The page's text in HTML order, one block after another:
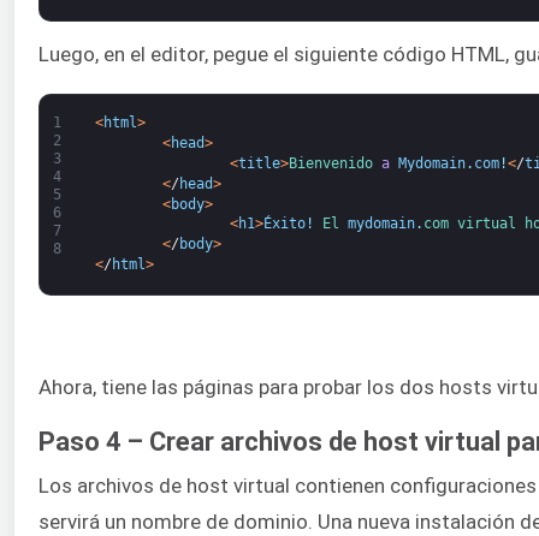
Luego, en el editor, pegue el siguiente código HTML,
1
2
3
4
5
6
7
8
<html>
<head>
<title>Bienvenido a Mydomain. com!</
</ head>
<body>
<h1>Éxito! El mydomain. com virtual
</ body>
</ html>
Ahora, tiene las páginas para probar los dos hosts
Paso 4 – Crear archivos de host virtual
Los archivos de host virtual contienen
servirá un nombre de dominio. Una nueva instalación